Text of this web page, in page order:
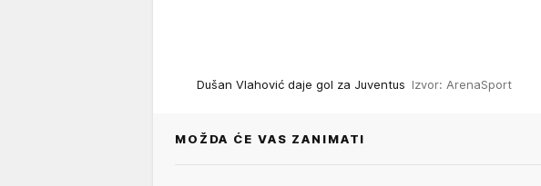
Dušan Vlahović daje gol za Juventus Izvor: ArenaSport
MOŽDA ĆE VAS ZANIMATI